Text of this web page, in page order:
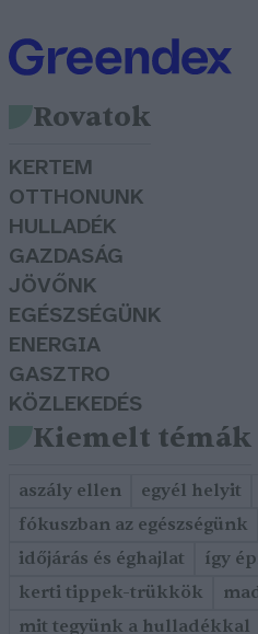
Rovatok
KERTEM
OTTHONUNK
HULLADÉK
GAZDASÁG
JÖVŐNK
EGÉSZSÉGÜNK
ENERGIA
GASZTRO
KÖZLEKEDÉS
Kiemelt témák
aszály ellen egyél helyit
fókuszban az egészségünk
időjárás és éghajlat
így
kerti tippek-trükkök
mit tegyünk a hulladékkal